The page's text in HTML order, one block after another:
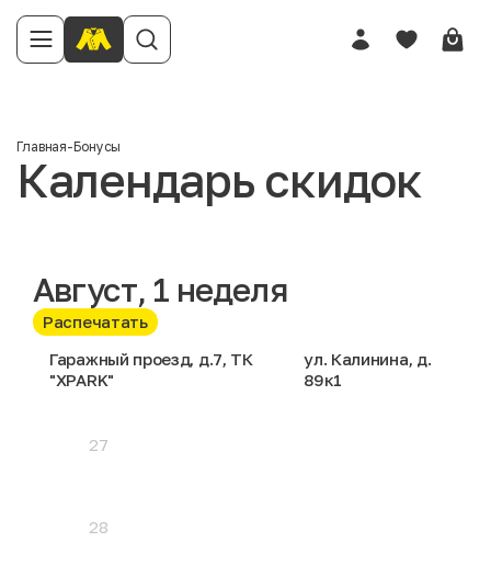
Главная-Бонусы
Календарь скидок
Август, 1 неделя
Распечатать
Гаражный проезд, д.7, ТК
"XPARK"
ул. Калинина, д.
89к1
27
28